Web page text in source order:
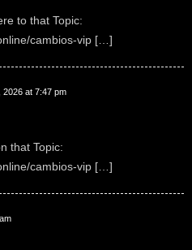
to that Topic:
cambios-vip […]
2026 at 7:47 pm
that Topic:
cambios-vip […]